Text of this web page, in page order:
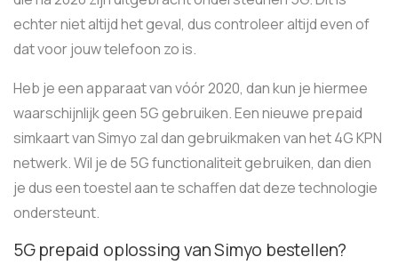
echter niet altijd het geval, dus controleer altijd even of
dat voor jouw telefoon zo is.
Heb je een apparaat van vóór 2020, dan kun je hiermee
waarschijnlijk geen 5G gebruiken. Een nieuwe prepaid
simkaart van Simyo zal dan gebruikmaken van het 4G KPN
netwerk. Wil je de 5G functionaliteit gebruiken, dan dien
je dus een toestel aan te schaffen dat deze technologie
ondersteunt.
5G prepaid oplossing van Simyo bestellen?